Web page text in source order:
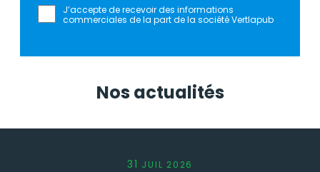
J’accepte de recevoir des informations
commerciales de la part de la société Vertlapub
Nos actualités
31 JUIL 2026